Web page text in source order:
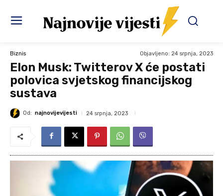
Biznis Objavljeno: 24 srpnja, 2023
Elon Musk: Twitterov X će postati
polovica svjetskog financijskog
sustava
Od: najnovijevijesti 24 srpnja, 2023